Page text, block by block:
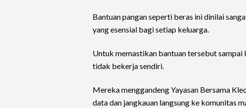
Bantuan pangan seperti beras ini dinilai
yang esensial bagi setiap keluarga.
Untuk memastikan bantuan tersebut
tidak bekerja sendiri.
Mereka menggandeng Yayasan Bersama
data dan jangkauan langsung ke komunitas